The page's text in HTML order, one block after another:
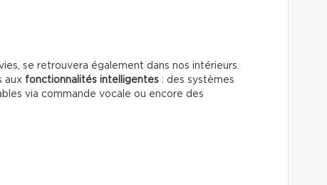
se retrouvera également dans nos intérieurs.
aux fonctionnalités intelligentes : des systèmes
via commande vocale ou encore des